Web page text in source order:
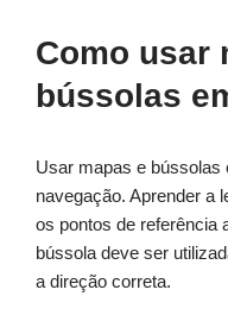
Como usar
bússolas
Usar mapas e bússolas
navegação. Aprender a
os pontos de referência
bússola deve ser
a direção correta.